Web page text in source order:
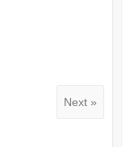
Next »